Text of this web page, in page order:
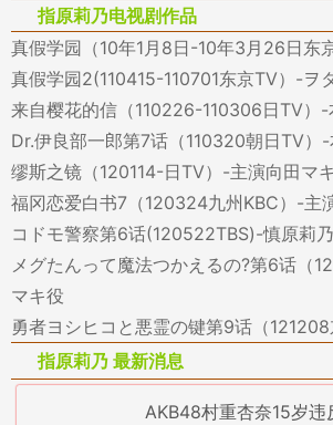
指原莉乃电视剧作品
真假学园（10年1月8日-10年3月26日东
真假学园2(110415-110701东京TV）-ヲ
来自樱花的信（110226-110306日TV）-
Dr.伊良部一郎第7话（110320朝日TV）
缪斯之镜（120114-日TV）-主演向田マ
福冈恋爱白书7（120324九州KBC）-主
コドモ警察第6话(120522TBS)-慎原莉
メグたんって魔法つかえるの?第6话（
マキ役
勇者ヨシヒコと悪霊の键第9话（121208
指原莉乃 最新消息
AKB48村重杏奈15岁